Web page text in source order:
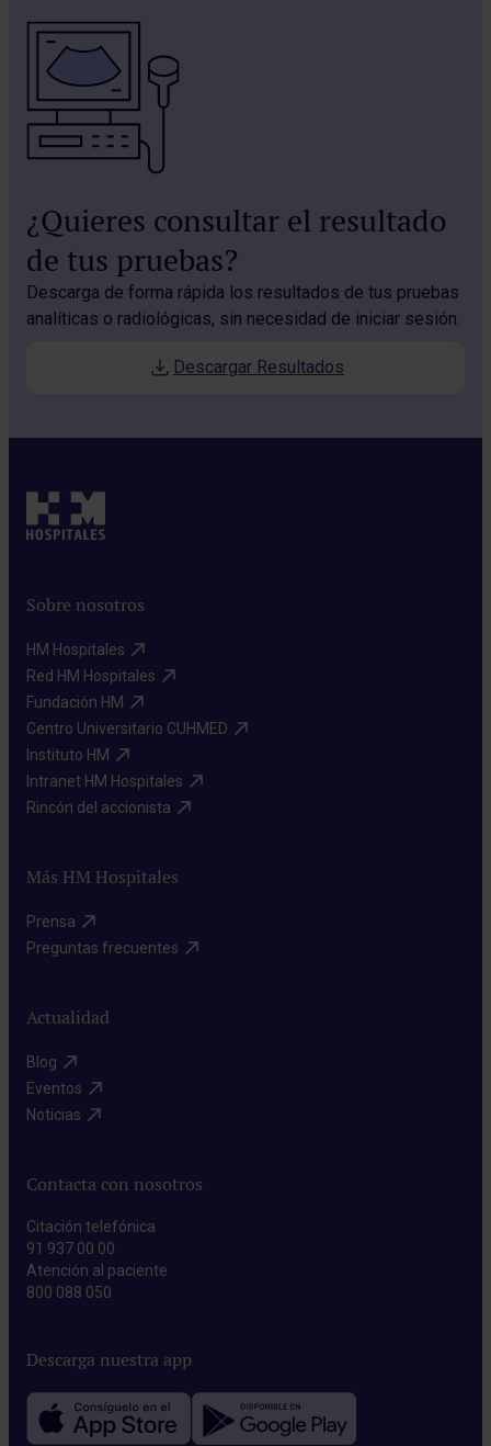
¿Quieres consultar el resultado
de tus pruebas?
Descarga de forma rápida los resultados de tus pruebas
analíticas o radiológicas, sin necesidad de iniciar sesión.
Descargar Resultados
Sobre nosotros
HM Hospitales​
Red HM Hospitales​
Fundación HM​
Centro Universitario CUHMED​
Instituto HM​
Intranet HM Hospitales​
Rincón del accionista​
Más HM Hospitales
Prensa​
Preguntas frecuentes​
Actualidad
Blog​
Eventos​
Noticias​
Contacta con nosotros
Citación telefónica
91 937 00 00
Atención al paciente
800 088 050
Descarga nuestra app